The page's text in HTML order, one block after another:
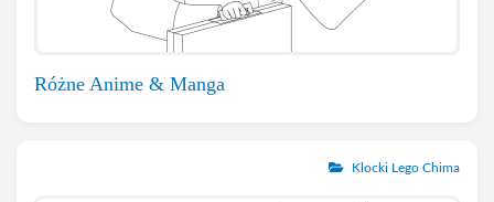
Różne Anime & Manga
Klocki Lego Chima